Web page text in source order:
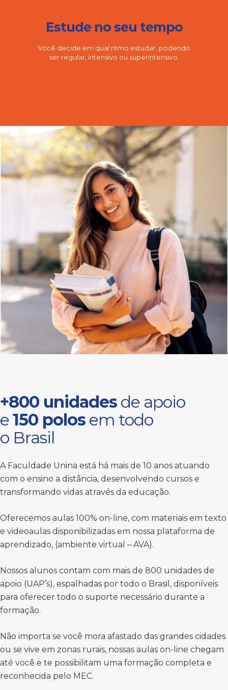
Estude no seu tempo
Você decide em qual ritmo estudar, podendo
ser regular, intensivo ou superintensivo.
+800 unidades de apoio
e150 polos em todo
o Brasil
A Faculdade Unina está há mais de 10 anos atuando
com o ensino a distância, desenvolvendo cursos e
transformando vidas através da educação.
Oferecemos aulas 100% on-line, com materiais em texto
e videoaulas disponibilizadas em nossa plataforma de
aprendizado, (ambiente virtual – AVA).
Nossos alunos contam com mais de 800 unidades de
apoio (UAP’s), espalhadas por todo o Brasil, disponíveis
para oferecer todo o suporte necessário durante a
formação.
Não importa se você mora afastado das grandes cidades
ou se vive em zonas rurais, nossas aulas on-line chegam
até você e te possibilitam uma formação completa e
reconhecida pelo MEC.